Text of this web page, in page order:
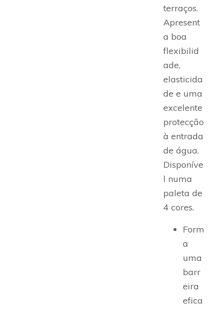
terraços.
Apresent
a boa
flexibilid
ade,
elasticida
de e uma
excelente
protecção
à entrada
de água.
Disponíve
l numa
paleta de
4 cores.
Form
a
uma
barr
eira
efica